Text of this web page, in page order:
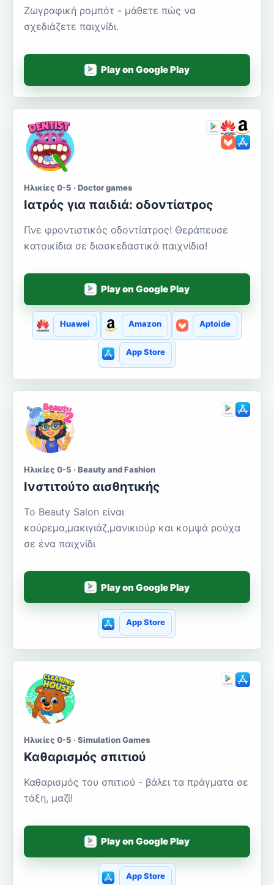
Ζωγραφική ρομπότ - μάθετε πώς να
σχεδιάζετε παιχνίδι.
Play on Google Play
Ηλικίες 0-5 · Doctor games
Ιατρός για παιδιά: οδοντίατρος
Γίνε φροντιστικός οδοντίατρος! Θεράπευσε
κατοικίδια σε διασκεδαστικά παιχνίδια!
Play on Google Play
Huawei Amazon Aptoide
App Store
Ηλικίες 0-5 · Beauty and Fashion
Ινστιτούτο αισθητικής
Το Beauty Salon είναι
κούρεμα,μακιγιάζ,μανικιούρ και κομψά ρούχα
σε ένα παιχνίδι
Play on Google Play
App Store
Ηλικίες 0-5 · Simulation Games
Καθαρισμός σπιτιού
Καθαρισμός του σπιτιού - βάλει τα πράγματα σε
τάξη, μαζί!
Play on Google Play
App Store